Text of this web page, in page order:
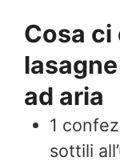
Cosa ci
ad aria
1
sottili